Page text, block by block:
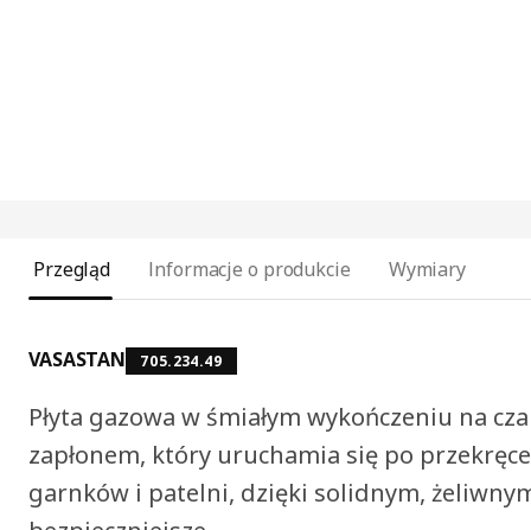
Przegląd Informacje o produkcie Wymiary
VASASTAN 705.234.49
Płyta gazowa w śmiałym wykończeniu na
zapłonem, który uruchamia się po
garnków i patelni, dzięki solidnym,